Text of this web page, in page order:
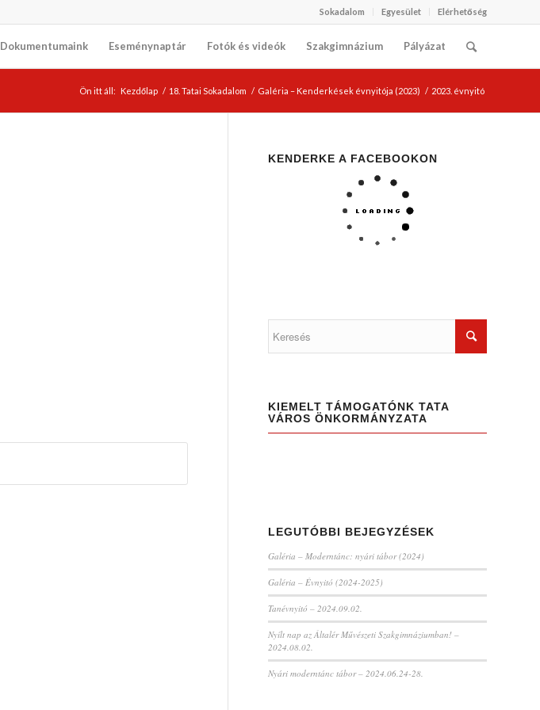
Sokadalom Egyesület Elérhetőség
Dokumentumaink Eseménynaptár Fotók és videók Szakgimnázium Pályázat
Ön itt áll: Kezdőlap / 18. Tatai Sokadalom / Galéria – Kenderkések évnyitója (2023) / 2023. évnyitó
KENDERKE A FACEBOOKON
KIEMELT TÁMOGATÓNK TATA
VÁROS ÖNKORMÁNYZATA
LEGUTÓBBI BEJEGYZÉSEK
Galéria – Moderntánc: nyári tábor (2024)
Galéria – Évnyitó (2024-2025)
Tanévnyitó – 2024.09.02.
Nyílt nap az Általér Művészeti Szakgimnáziumban! –
2024.08.02.
Nyári moderntánc tábor – 2024.06.24-28.